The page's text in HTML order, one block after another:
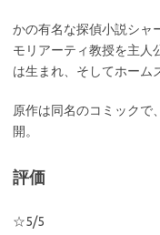
かの有名な探偵小説シャ
モリアーティ教授を主人
は生まれ、そしてホーム
原作は同名のコミックで
開。
評価
☆5/5